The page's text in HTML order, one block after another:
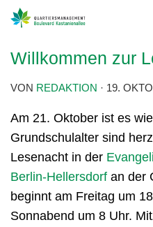
Willkommen zur
VON REDAKTION · 19.
Am 21. Oktober ist es
Grundschulalter sind
Lesenacht in der
Berlin-Hellersdorf an der
beginnt am Freitag um
Sonnabend um 8 Uhr.